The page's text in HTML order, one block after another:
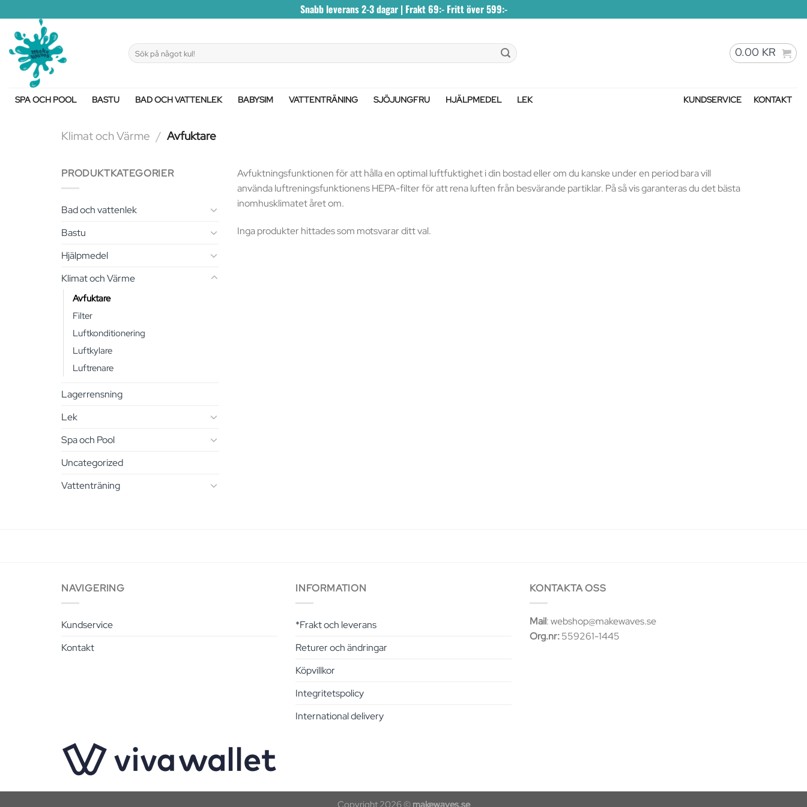
to
content
Snabb leverans 2-3 dagar | Frakt 69:- Fritt över 599:-
Sök
efter:
0.00 KR
SPA OCH POOL BASTU BAD OCH VATTENLEK BABYSIM VATTENTRÄNING SJÖJUNGFRU HJÄLPMEDEL LEK KUNDSERVICE KONTAKT
Klimat och Värme / Avfuktare
PRODUKTKATEGORIER
Bad och vattenlek
Bastu
Hjälpmedel
Klimat och Värme
Avfuktare
Filter
Luftkonditionering
Luftkylare
Luftrenare
Lagerrensning
Lek
Spa och Pool
Uncategorized
Vattenträning
Avfuktningsfunktionen för att hålla en optimal luftfuktighet i din bostad eller om du kanske under en period bara vill
använda luftreningsfunktionens HEPA-filter för att rena luften från besvärande partiklar. På så vis garanteras du det bästa
inomhusklimatet året om.
Inga produkter hittades som motsvarar ditt val.
NAVIGERING
Kundservice
Kontakt
INFORMATION
*Frakt och leverans
Returer och ändringar
Köpvillkor
Integritetspolicy
International delivery
KONTAKTA OSS
Mail: webshop@makewaves.se
Org.nr:559261-1445
Copyright 2026 © makewaves.se